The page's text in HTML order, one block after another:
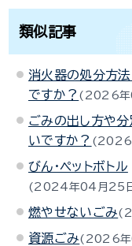
類似記事
消火器の処分方
ですか？
2026年
ごみの出し方や
いですか？
2026
びん・ペットボトル
2024年04月25
燃やせないごみ
資源ごみ 2026年